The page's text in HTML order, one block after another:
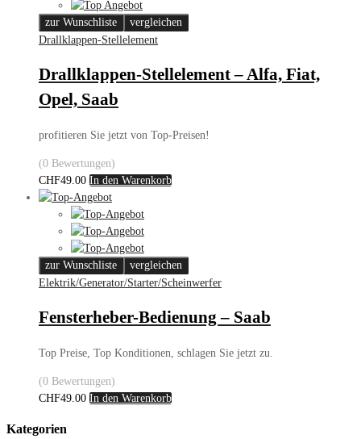
zur Wunschliste
vergleichen
Drallklappen-Stellelement
Drallklappen-Stellelement – Alfa, Fiat,
Opel, Saab
profitieren Sie jetzt von Top-Preisen!
(0 Bewertungen)
CHF49.00 In den Warenkorb
zur Wunschliste
vergleichen
Elektrik/Generator/Starter/Scheinwerfer
Fensterheber-Bedienung – Saab
Top Preise, Top Konditionen, schlagen Sie jetzt zu.
(0 Bewertungen)
CHF49.00 In den Warenkorb
Kategorien